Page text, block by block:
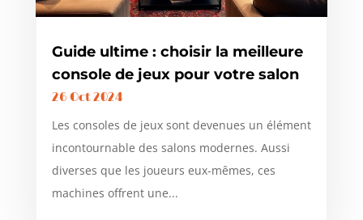
Guide ultime : choisir la meilleure
console de jeux pour votre salon
26 Oct 2024
Les consoles de jeux sont devenues un élément
incontournable des salons modernes. Aussi
diverses que les joueurs eux-mêmes, ces
machines offrent une...